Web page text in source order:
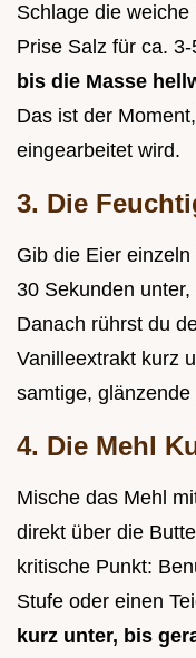
Schlage die
Prise Salz für ca.
bis die Masse
Das ist der
eingearbeitet wird.
3. Die
Gib die Eier
30 Sekunden
Danach rührst du
Vanilleextrakt kurz
samtige, glänzende
4. Die Mehl
Mische das Mehl
direkt über die
kritische Punkt:
Stufe oder einen
kurz unter, bis